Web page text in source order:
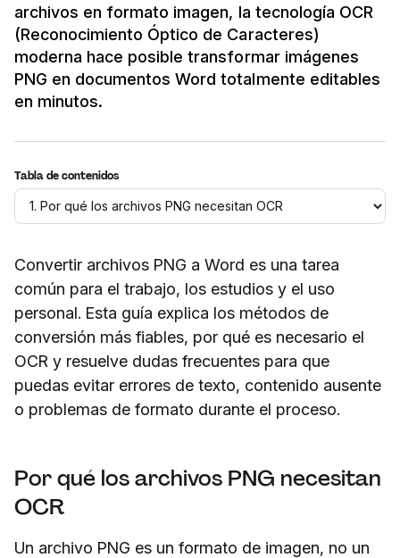
archivos en formato imagen, la tecnología OCR
(Reconocimiento Óptico de Caracteres)
moderna hace posible transformar imágenes
PNG en documentos Word totalmente editables
en minutos.
Tabla de contenidos
Convertir archivos PNG a Word es una tarea
común para el trabajo, los estudios y el uso
personal. Esta guía explica los métodos de
conversión más fiables, por qué es necesario el
OCR y resuelve dudas frecuentes para que
puedas evitar errores de texto, contenido ausente
o problemas de formato durante el proceso.
Por qué los archivos PNG necesitan
OCR
Un archivo PNG es un formato de imagen, no un